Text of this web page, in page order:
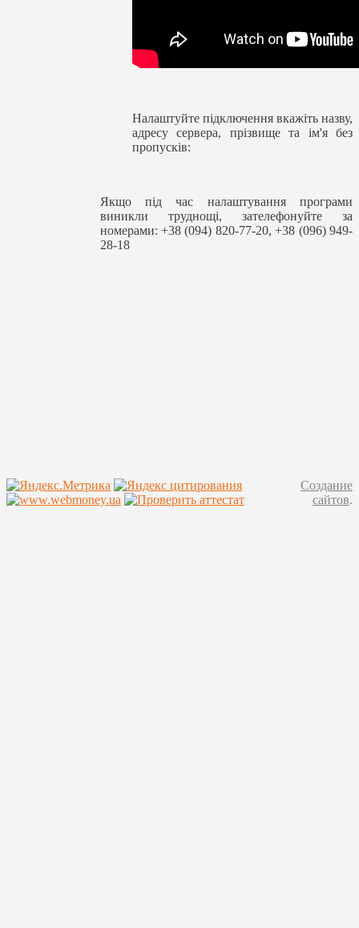
Налаштуйте підключення вкажіть назву,
адресу сервера, прізвище та ім'я без
пропусків:
Якщо під час налаштування програми
виникли труднощі, зателефонуйте за
номерами: +38 (094) 820-77-20, +38 (096) 949-
28-18
Создание
сайтов.